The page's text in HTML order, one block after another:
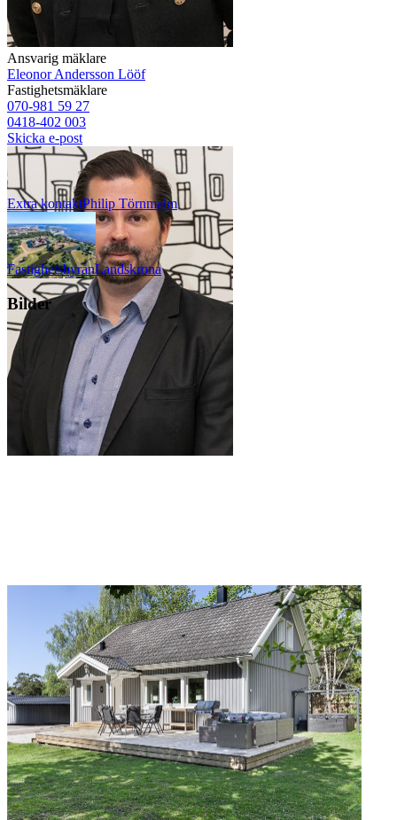
Ansvarig mäklare
Eleonor Andersson Lööf
Fastighetsmäklare
070-981 59 27
0418-402 003
Skicka e-post
Extra kontaktPhilip Törnmalm
FastighetsbyrånLandskrona
Bilder